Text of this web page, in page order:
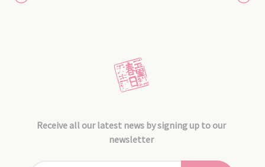
Receive all our latest news by signing up to our
newsletter